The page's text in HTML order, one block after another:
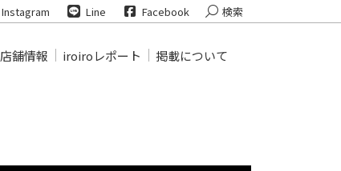
Instagram Line Facebook Search:
検索
店舗情報 iroiroレポート 掲載について